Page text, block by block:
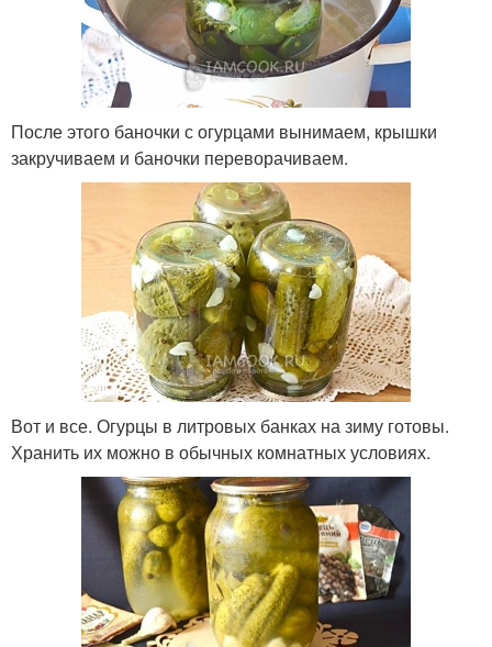
После этого баночки с огурцами вынимаем, крышки
закручиваем и баночки переворачиваем.
Вот и все. Огурцы в литровых банках на зиму готовы.
Хранить их можно в обычных комнатных условиях.